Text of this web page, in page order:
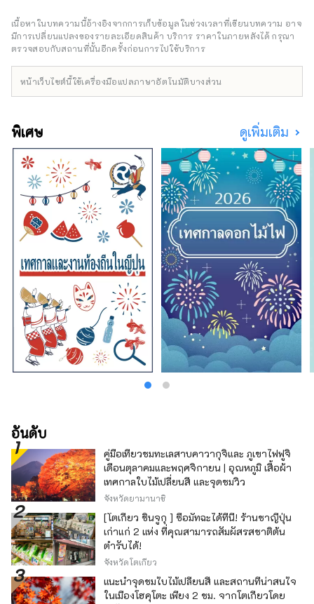
เอกลักษณ์ทางทิศตะวันตก และมัตสึชิมะซึ่งเป็นที่
รู้จักในฐานะหนึ่งในสามจุดชมวิวที่สวยงามที่สุด
ของญี่ปุ่นทางทิศตะวันออก จังหวัดมิยางิยัง
เป็นอย่างดี และเป็นภูมิภาคที่กว้างใหญ่และยังไม่มี
เนื้อหาในบทความนี้อ้างอิงจากการเก็บข้อมูลในช่วงเวลาที่เขียนบทความ อาจ
มีการเปลี่ยนแปลงของรายละเอียดสินค้า บริการ ราคาในภายหลังได้ กรุณา
ตรวจสอบกับสถานที่นั้นอีกครั้งก่อนการไปใช้บริการ
หน้าเว็บไซต์นี้ใช้เครื่องมือแปลภาษาอัตโนมัติบางส่วน
พิเศษ ดูเพิ่มเติม
อันดับ
คู่มือเที่ยวชมทะเลสาบคาวากุจิและ ภูเขาไฟฟูจิ
เดือนตุลาคมและพฤศจิกายน | อุณหภูมิ เสื้อผ้า
เทศกาลใบไม้เปลี่ยนสี และจุดชมวิว
จังหวัดยามานาชิ
[โตเกียว ชินจูกุ ] ซื้อมัทฉะได้ที่นี่! ร้านชาญี่ปุ่น
เก่าแก่ 2 แห่ง ที่คุณสามารถสัมผัสรสชาติต้น
ตำรับได้!
จังหวัดโตเกียว
แนะนำจุดชมใบไม้เปลี่ยนสี และสถานที่น่าสนใจ
ในเมืองโฮคุโตะ เพียง 2 ชม. จากโตเกียวโดย